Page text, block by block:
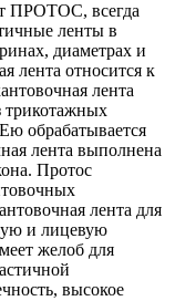
ПРОТОС, всегда
ленты в
диаметрах и
лента относится к
лента
трикотажных
обрабатывается
лента выполнена
Протос
лента для
и лицевую
желоб для
высокое